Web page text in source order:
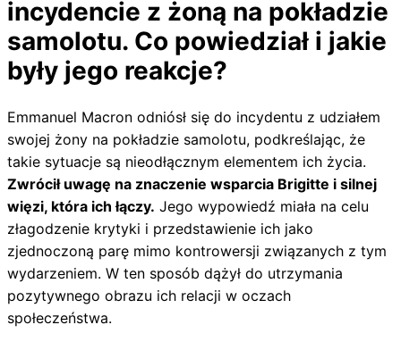
incydencie z żoną na pokładzie
samolotu. Co powiedział i jakie
były jego reakcje?
Emmanuel Macron odniósł się do incydentu z udziałem
swojej żony na pokładzie samolotu, podkreślając, że
takie sytuacje są nieodłącznym elementem ich życia.
Zwrócił uwagę na znaczenie wsparcia Brigitte i silnej
więzi, która ich łączy. Jego wypowiedź miała na celu
złagodzenie krytyki i przedstawienie ich jako
zjednoczoną parę mimo kontrowersji związanych z tym
wydarzeniem. W ten sposób dążył do utrzymania
pozytywnego obrazu ich relacji w oczach
społeczeństwa.